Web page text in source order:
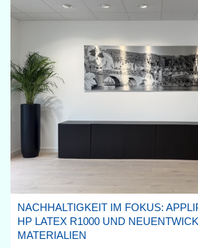
NACHHALTIGKEIT IM FOKUS:
HP LATEX R1000 UND
MATERIALIEN